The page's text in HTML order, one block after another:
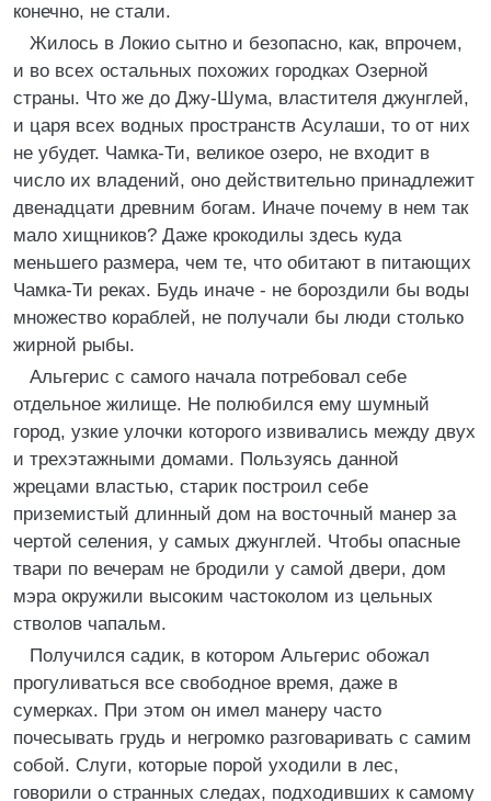
конечно, не стали.
Жилось в Локио сытно и безопасно, как, впрочем,
и во всех остальных похожих городках Озерной
страны. Что же до Джу-Шума, властителя джунглей,
и царя всех водных пространств Асулаши, то от них
не убудет. Чамка-Ти, великое озеро, не входит в
число их владений, оно действительно принадлежит
двенадцати древним богам. Иначе почему в нем так
мало хищников? Даже крокодилы здесь куда
меньшего размера, чем те, что обитают в питающих
Чамка-Ти реках. Будь иначе - не бороздили бы воды
множество кораблей, не получали бы люди столько
жирной рыбы.
Альгерис с самого начала потребовал себе
отдельное жилище. Не полюбился ему шумный
город, узкие улочки которого извивались между двух
и трехэтажными домами. Пользуясь данной
жрецами властью, старик построил себе
приземистый длинный дом на восточный манер за
чертой селения, у самых джунглей. Чтобы опасные
твари по вечерам не бродили у самой двери, дом
мэра окружили высоким частоколом из цельных
стволов чапальм.
Получился садик, в котором Альгерис обожал
прогуливаться все свободное время, даже в
сумерках. При этом он имел манеру часто
почесывать грудь и негромко разговаривать с самим
собой. Слуги, которые порой уходили в лес,
говорили о странных следах, подходивших к самому